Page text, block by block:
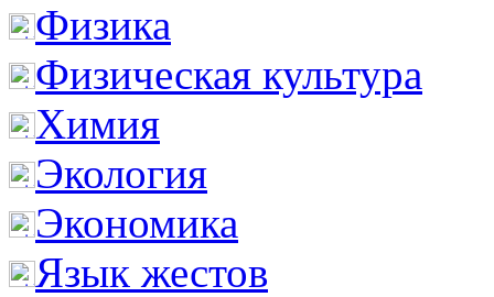
Физика
Физическая культура
Химия
Экология
Экономика
Язык жестов